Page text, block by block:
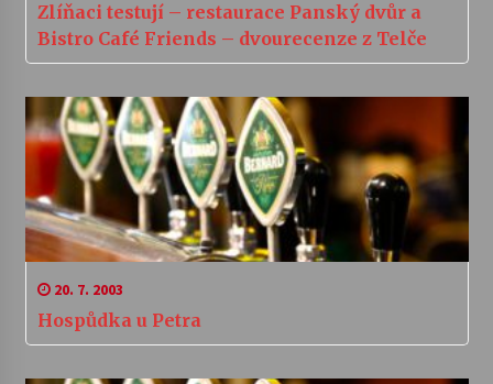
Zlíňaci testují – restaurace Panský dvůr a
Bistro Café Friends – dvourecenze z Telče
20. 7. 2003
Hospůdka u Petra